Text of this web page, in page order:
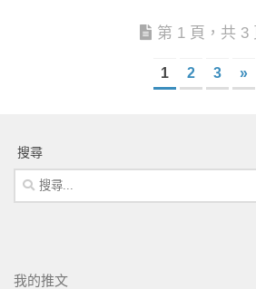
第 1 頁，共 3
1 2 3 »
搜尋
我的推文